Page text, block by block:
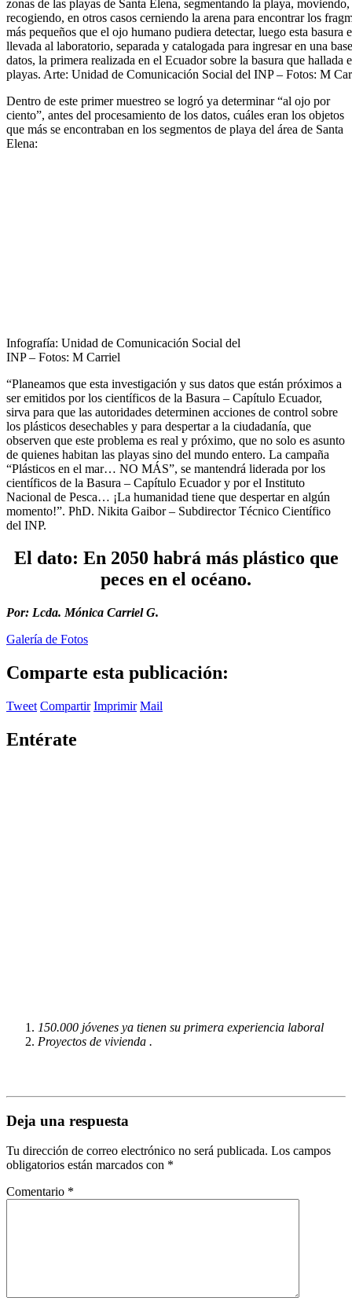
zonas de las playas de Santa Elena, segmentando la playa, moviendo,
recogiendo, en otros casos cerniendo la arena para encontrar los
más pequeños que el ojo humano pudiera detectar, luego esta basura
llevada al laboratorio, separada y catalogada para ingresar en una
datos, la primera realizada en el Ecuador sobre la basura que hallada
playas. Arte: Unidad de Comunicación Social del INP – Fotos: M
Dentro de este primer muestreo se logró ya determinar “al ojo por
ciento”, antes del procesamiento de los datos, cuáles eran los objetos
que más se encontraban en los segmentos de playa del área de Santa
Elena:
Infografía: Unidad de Comunicación Social del
INP – Fotos: M Carriel
“Planeamos que esta investigación y sus datos que están próximos a
ser emitidos por los científicos de la Basura – Capítulo Ecuador,
sirva para que las autoridades determinen acciones de control sobre
los plásticos desechables y para despertar a la ciudadanía, que
observen que este problema es real y próximo, que no solo es asunto
de quienes habitan las playas sino del mundo entero. La campaña
“Plásticos en el mar… NO MÁS”, se mantendrá liderada por los
científicos de la Basura – Capítulo Ecuador y por el Instituto
Nacional de Pesca… ¡La humanidad tiene que despertar en algún
momento!”. PhD. Nikita Gaibor – Subdirector Técnico Científico
del INP.
El dato: En 2050 habrá más plástico que
peces en el océano.
Por: Lcda. Mónica Carriel G.
Galería de Fotos
Comparte esta publicación:
Tweet Compartir Imprimir Mail
Entérate
150.000 jóvenes ya tienen su primera experiencia laboral
Proyectos de vivienda .
Deja una respuesta
Tu dirección de correo electrónico no será publicada. Los campos
obligatorios están marcados con *
Comentario *